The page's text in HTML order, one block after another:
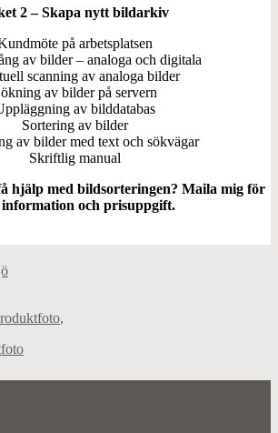
2 – Skapa nytt bildarkiv
på arbetsplatsen
av bilder – analoga och digitala
scanning av analoga bilder
av bilder på servern
av bilddatabas
Sortering av bilder
av bilder med text och sökvägar
Skriftlig manual
hjälp med bildsorteringen? Maila mig för
och prisuppgift.
,